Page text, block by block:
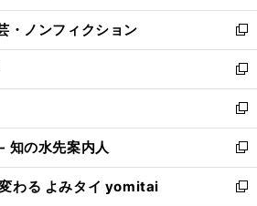
開
く
ウ
で
開
く
ン
ド
ウ
で
開
く
ウ
ィ
ン
ド
ウ
で
開
く
・ノンフィクション
新
し
い
ウ
ィ
ン
ド
ウ
で
新
し
い
ウ
ィ
ン
ド
新
し
い
ウ
ィ
知の水先案内人
新
し
い
わる よみタイ yomitai
新